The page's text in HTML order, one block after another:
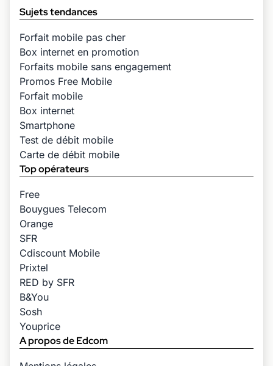
Sujets tendances
Forfait mobile pas cher
Box internet en promotion
Forfaits mobile sans engagement
Promos Free Mobile
Forfait mobile
Box internet
Smartphone
Test de débit mobile
Carte de débit mobile
Top opérateurs
Free
Bouygues Telecom
Orange
SFR
Cdiscount Mobile
Prixtel
RED by SFR
B&You
Sosh
Youprice
A propos de Edcom